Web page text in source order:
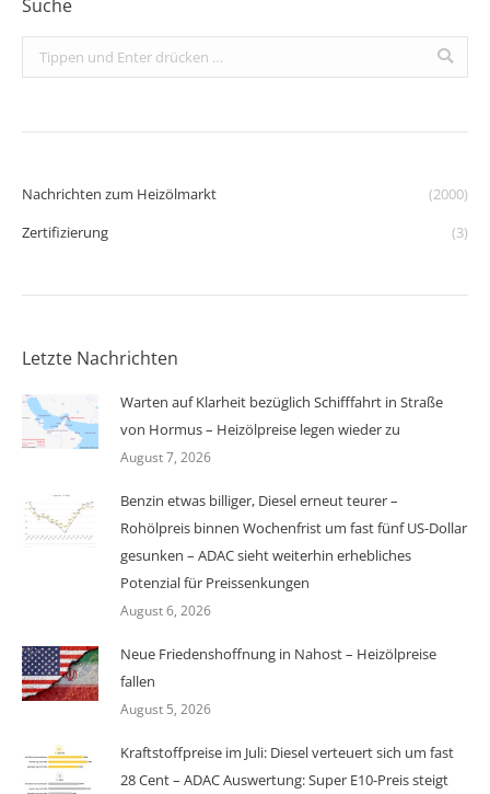
Suche
Search:
Nachrichten zum Heizölmarkt
(2000)
Zertifizierung
(3)
Letzte Nachrichten
Warten auf Klarheit bezüglich Schifffahrt in Straße
von Hormus – Heizölpreise legen wieder zu
August 7, 2026
Benzin etwas billiger, Diesel erneut teurer –
Rohölpreis binnen Wochenfrist um fast fünf US-Dollar
gesunken – ADAC sieht weiterhin erhebliches
Potenzial für Preissenkungen
August 6, 2026
Neue Friedenshoffnung in Nahost – Heizölpreise
fallen
August 5, 2026
Kraftstoffpreise im Juli: Diesel verteuert sich um fast
28 Cent – ADAC Auswertung: Super E10-Preis steigt